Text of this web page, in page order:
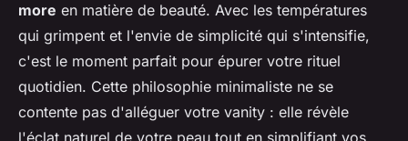
more en matière de beauté. Avec les températures
qui grimpent et l'envie de simplicité qui s'intensifie,
c'est le moment parfait pour épurer votre rituel
quotidien. Cette philosophie minimaliste ne se
contente pas d'alléguer votre vanity : elle révèle